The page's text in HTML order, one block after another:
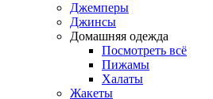
Джемперы
Джинсы
Домашняя одежда
Посмотреть всё
Пижамы
Халаты
Жакеты